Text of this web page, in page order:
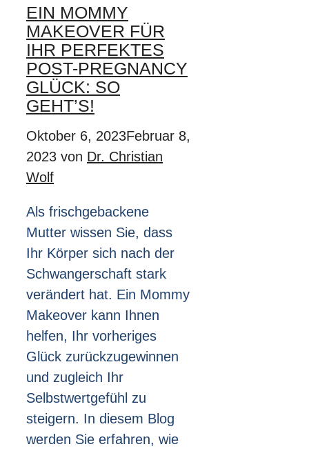
EIN MOMMY
MAKEOVER FÜR
IHR PERFEKTES
POST-PREGNANCY
GLÜCK: SO
GEHT’S!
Oktober 6, 2023Februar 8,
2023 von Dr. Christian
Wolf
Als frischgebackene
Mutter wissen Sie, dass
Ihr Körper sich nach der
Schwangerschaft stark
verändert hat. Ein Mommy
Makeover kann Ihnen
helfen, Ihr vorheriges
Glück zurückzugewinnen
und zugleich Ihr
Selbstwertgefühl zu
steigern. In diesem Blog
werden Sie erfahren, wie